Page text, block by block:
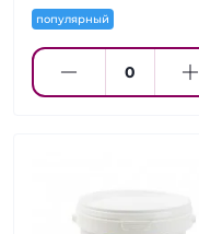
популярный